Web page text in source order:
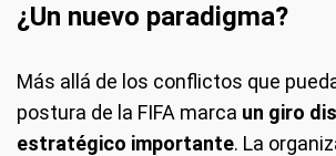
¿Un nuevo paradigma?
Más allá de los conflictos que
postura de la FIFA marca un giro
estratégico importante. La